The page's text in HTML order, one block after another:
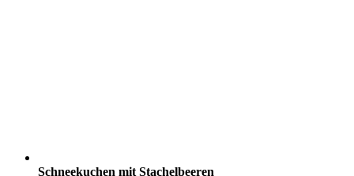
Schneekuchen mit Stachelbeeren